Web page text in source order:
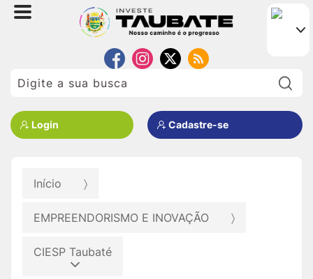
Login Cadastre-se
Início
EMPREENDORISMO E INOVAÇÃO
CIESP Taubaté